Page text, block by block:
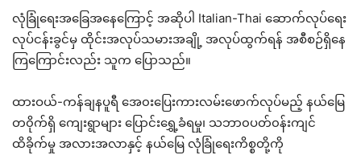
လုံခြုံရေးအခြေအနေကြောင့် အဆိုပါ Italian-Thai ဆောက်လုပ်ရေး
လုပ်ငန်းခွင်မှ ထိုင်းအလုပ်သမားအချို့ အလုပ်ထွက်ရန် အစီစဉ်ရှိနေ
ကြကြောင်းလည်း သူက ပြောသည်။
ထားဝယ်-ကန်ချနပူရီ အေ၀းပြေးကားလမ်းဖောက်လုပ်မည့် နယ်မြေ
တ၀ိုက်ရှိ ကျေးရွာများ ပြောင်းရွှေ့ခံရမှု၊ သဘာ၀ပတ်၀န်းကျင်
ထိခိုက်မှု အလားအလာနှင့် နယ်မြေ လုံခြုံရေးကိစ္စတို့ကို